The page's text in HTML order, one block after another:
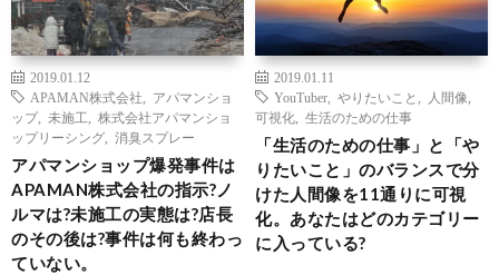
2019.01.12
APAMAN株式会社
アパマンショ
ップ, 未施工
株式会社アパマンショ
ップリーシング
消臭スプレー
アパマンショップ爆発事件は
APAMAN株式会社の指示?ノ
ルマは?未施工の実態は?店長
のその後は?事件は何も終わっ
ていない。
2019.01.11
YouTuber
やりたいこと 人間像
可視化
生活のための仕事
「生活のための仕事」と「や
りたいこと」のバランスで分
けた人間像を11通りに可視
化。あなたはどのカテゴリー
に入っている?